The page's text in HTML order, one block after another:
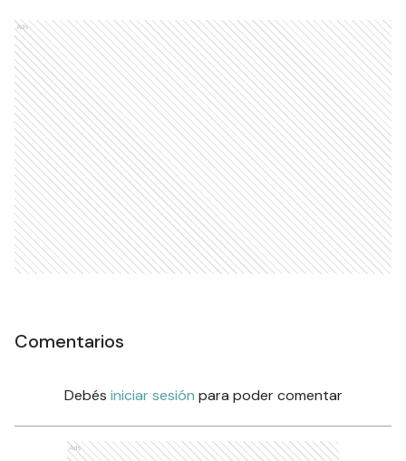
Ads
Comentarios
Debés iniciar sesión para poder comentar
Ads